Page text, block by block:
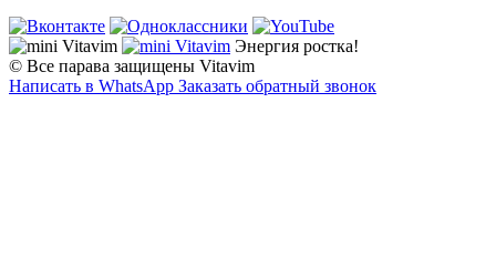
Энергия ростка!
© Все парава защищены Vitavim
Написать в WhatsApp Заказать обратный звонок